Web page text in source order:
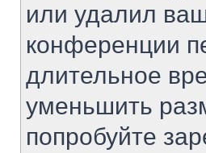
или удалил
конференции
длительное
уменьшить
попробуйте